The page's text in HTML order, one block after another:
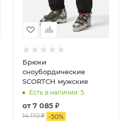
Брюки
сноубордические
SCORTCH мужские
Есть в наличии: 5
от7 085 ₽
14 170 ₽ -50%